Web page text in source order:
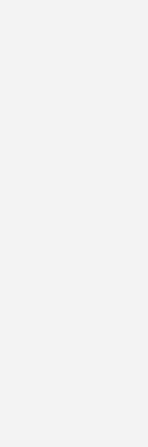
Recycling
bekommen
viele Fragen